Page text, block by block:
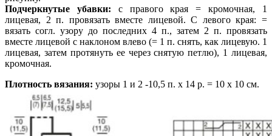
Подчеркнутые убавки: с правого края = кромочная, 1
лицевая, 2 п. провязать вместе лицевой. С левого края: =
вязать согл. узору до последних 4 п., затем 2 п. провязать
вместе лицевой с наклоном влево (= 1 п. снять, как лицевую. 1
лицевая, затем протянуть ее через снятую петлю), 1 лицевая,
кромочная.
Плотность вязания: узоры 1 и 2 -10,5 п. х 14 р. = 10 х 10 см.